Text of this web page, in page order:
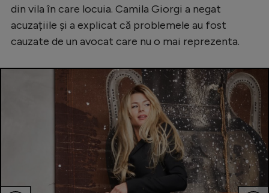
din vila în care locuia. Camila Giorgi a negat
acuzațiile și a explicat că problemele au fost
cauzate de un avocat care nu o mai reprezenta.